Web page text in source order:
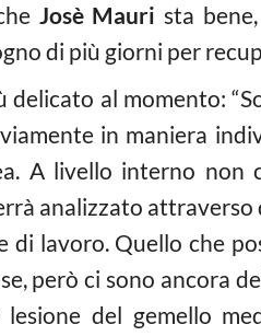
Josè Mauri sta
di più giorni per
delicato al momento:
in maniera
A livello interno non
analizzato
di lavoro. Quello che
però ci sono ancora
del gemello